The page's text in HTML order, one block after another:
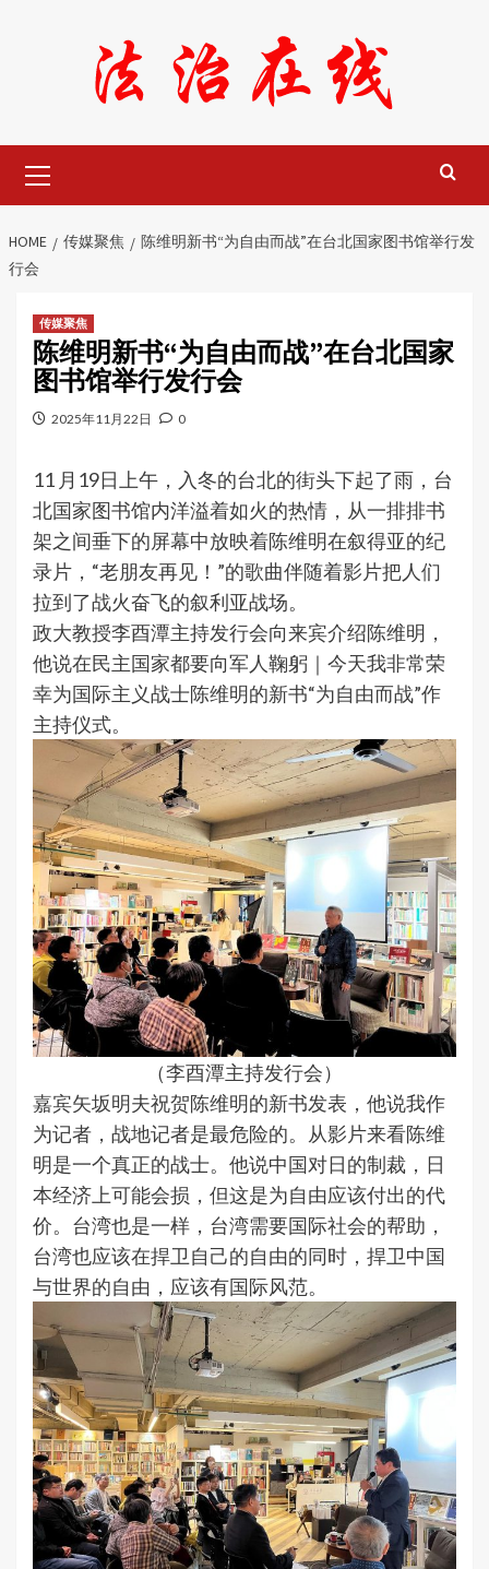
Menu
HOME 传媒聚焦
陈维明新书“为自由而战”在台北国家图书馆举行发
行会
传媒聚焦
陈维明新书“为自由而战”在台北国家
图书馆举行发行会
2025年11月22日 0
11 月19日上午，入冬的台北的街头下起了雨，台
北国家图书馆内洋溢着如火的热情，从一排排书
架之间垂下的屏幕中放映着陈维明在叙得亚的纪
录片，“老朋友再见！”的歌曲伴随着影片把人们
拉到了战火奋飞的叙利亚战场。
政大教授李酉潭主持发行会向来宾介绍陈维明，
他说在民主国家都要向军人鞠躬｜今天我非常荣
幸为国际主义战士陈维明的新书“为自由而战”作
主持仪式。
（李酉潭主持发行会）
嘉宾矢坂明夫祝贺陈维明的新书发表，他说我作
为记者，战地记者是最危险的。从影片来看陈维
明是一个真正的战士。他说中国对日的制裁，日
本经济上可能会损，但这是为自由应该付出的代
价。台湾也是一样，台湾需要国际社会的帮助，
台湾也应该在捍卫自己的自由的同时，捍卫中国
与世界的自由，应该有国际风范。